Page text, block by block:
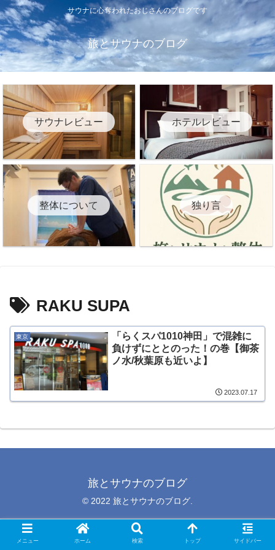
サウナに心奪われたおじさんのブログです
旅とサウナのブログ
サウナレビュー ホテルレビュー
整体について 独り言
RAKU SUPA
東京
「らくスパ1010神田」で混雑に
負けずにととのった！の巻【御茶
ノ水/秋葉原も近いよ】
2023.07.17
旅とサウナのブログ
© 2022 旅とサウナのブログ.
メニュー ホーム 検索 トップ サイドバー